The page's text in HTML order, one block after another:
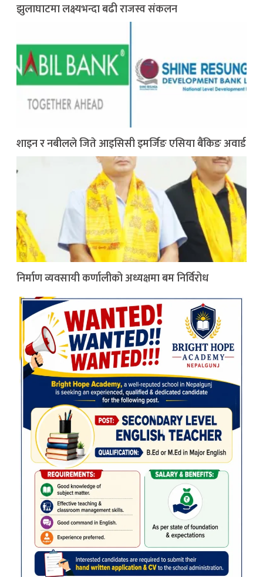
झुलाघाटमा लक्ष्यभन्दा बढी राजस्व संकलन
शाइन र नबीलले जिते आइसिसी इमर्जिङ एसिया बैंकिङ अवार्ड
निर्माण व्यवसायी कर्णालीको अध्यक्षमा बम निर्विरोध